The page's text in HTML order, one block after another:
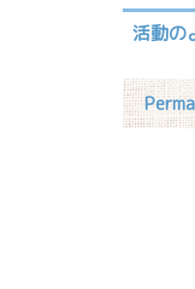
活動の